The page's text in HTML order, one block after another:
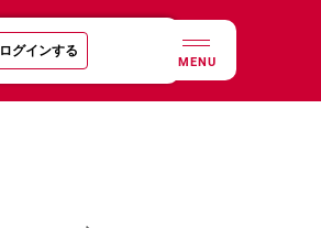
ログインする
MENU